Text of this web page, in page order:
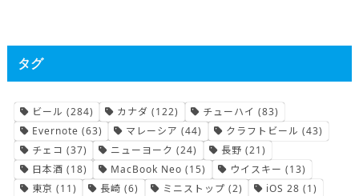
タグ
ビール (284) カナダ (122) チューハイ (83)
Evernote (63) マレーシア (44) クラフトビール (43)
チェコ (37) ニューヨーク (24) 長野 (21)
日本酒 (18) MacBook Neo (15) ウイスキー (13)
東京 (11) 長崎 (6) ミニストップ (2) iOS 28 (1)